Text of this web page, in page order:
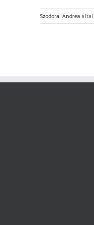
Szodorai Andrea által